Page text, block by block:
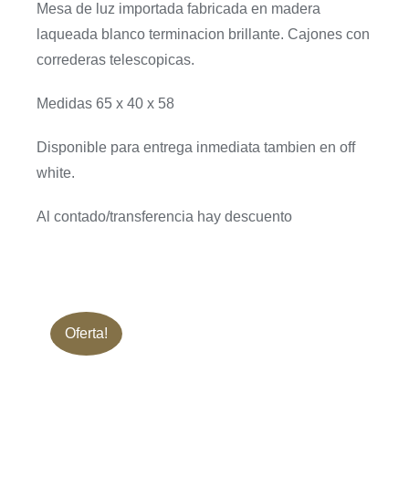
Oferta!
Elevato
cantidad
Mesa de luz importada fabricada en madera
laqueada blanco terminacion brillante. Cajones con
correderas telescopicas.
Medidas 65 x 40 x 58
Disponible para entrega inmediata tambien en off
white.
Al contado/transferencia hay descuento